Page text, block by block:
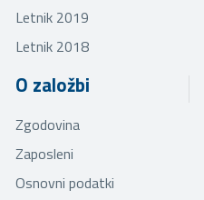
Letnik 2019
Letnik 2018
O založbi
Zgodovina
Zaposleni
Osnovni podatki